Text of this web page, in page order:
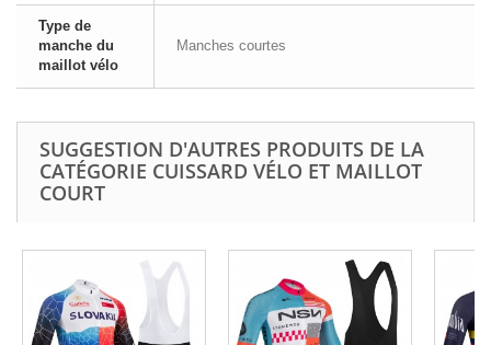
Type de
manche du
maillot vélo
Manches courtes
SUGGESTION D'AUTRES PRODUITS DE LA
CATÉGORIE CUISSARD VÉLO ET MAILLOT
COURT